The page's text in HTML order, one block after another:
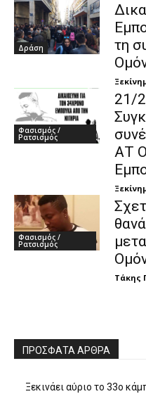
Δράση
τη
Φασισμός /
Ρατσισμός
21/
ΑΤ
Φασισμός /
Ρατσισμός
Τάκης
ΠΡΌΣΦΑΤΑ ΆΡΘΡΑ
Ξεκινάει αύριο το 33ο